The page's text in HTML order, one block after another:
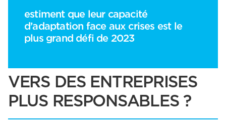
estiment que leur capacité
d’adaptation face aux crises est le
plus grand défi de 2023
VERS DES ENTREPRISES
PLUS RESPONSABLES ?